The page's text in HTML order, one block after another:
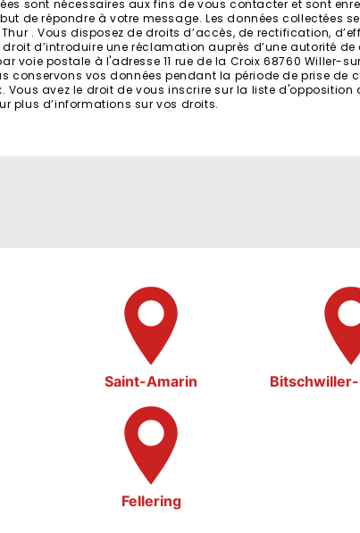
sont nécessaires aux fins de vous contacter et sont
de répondre à votre message. Les données collectées
. Vous disposez de droits d’accès, de rectification,
d’introduire une réclamation auprès d’une autorité
voie postale à l'adresse 11 rue de la Croix 68760
conservons vos données pendant la période de prise
Vous avez le droit de vous inscrire sur la liste
plus d’informations sur vos droits.
Saint-Amarin
Fellering